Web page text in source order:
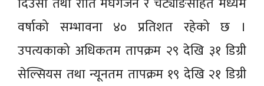
वर्षाको सम्भावना ४० प्रतिशत रहेको छ ।
उपत्यकाको अधिकतम तापक्रम २९ देखि ३१ डिग्री
सेल्सियस तथा न्यूनतम तापक्रम १९ देखि २१ डिग्री